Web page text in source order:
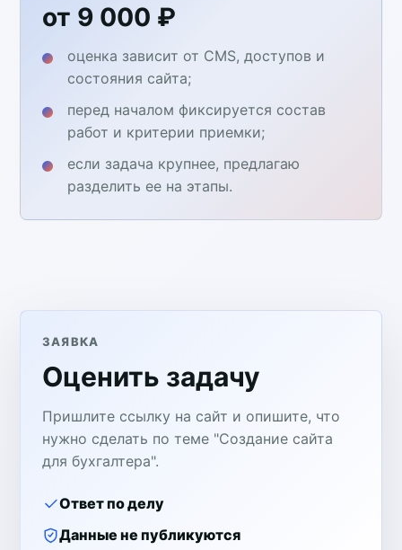
от 9 000 ₽
оценка зависит от CMS, доступов и
состояния сайта;
перед началом фиксируется состав
работ и критерии приемки;
если задача крупнее, предлагаю
разделить ее на этапы.
ЗАЯВКА
Оценить задачу
Пришлите ссылку на сайт и опишите, что
нужно сделать по теме "Создание сайта
для бухгалтера".
Ответ по делу
Данные не публикуются